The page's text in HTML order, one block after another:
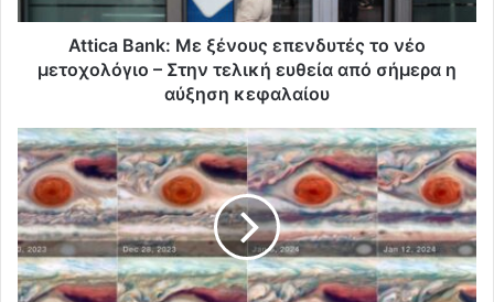
Attica Bank: Με ξένους επενδυτές το νέο
μετοχολόγιο – Στην τελική ευθεία από σήμερα η
αύξηση κεφαλαίου